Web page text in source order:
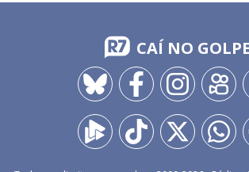
CAÍ NO GOLPE